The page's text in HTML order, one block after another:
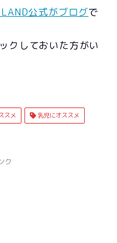
公式がブログで
クしておいた方がい
スメ 乳児にオススメ
ク